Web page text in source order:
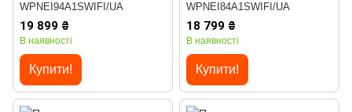
WPNEI94A1SWIFI/UA
19 899 ₴
В наявності
Купити!
WPNEI84A1SWIFI/UA
18 799 ₴
В наявності
Купити!